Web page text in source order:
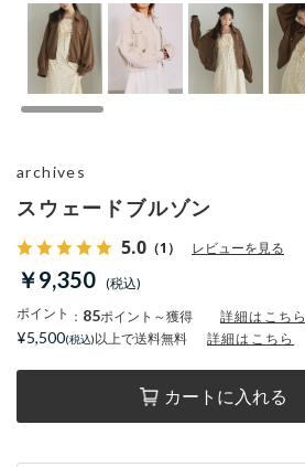
スウェードブルゾン
5.0 （1） レビューを見る
￥9,350
ポイント ： 85ポイント～獲得 詳細はこちら
カートに入れる
archives
¥5,500 以上で送料無料 詳細はこちら